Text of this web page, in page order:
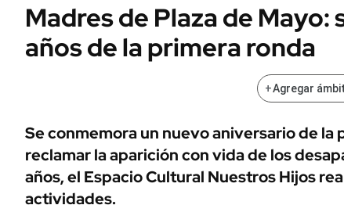
Dólar
MEDIAKIT AMBITO DEBATE
Seguros
ENERGY REPORT
POLÍTICA
Municipios
URUGUAY
Madres de Plaza de Mayo:
años de la primera ronda
+Agregar
Se conmemora un nuevo aniversario de la
reclamar la aparición con vida de los
años, el Espacio Cultural Nuestros Hijos
actividades.